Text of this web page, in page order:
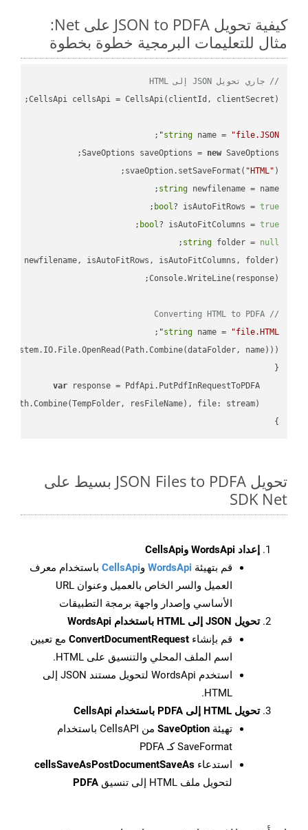
كيفية تحويل JSON to PDFA على Net:
مثال للتعليمات البرمجية خطوة بخطوة
// جاري تحويل JSON إلى HTML
string name = "file.JSON"
SaveOptions saveOptions = new
svaeOption.setSaveFormat( "HTML" );
string newfilename = name;
bool? isAutoFitRows = true
;
bool? isAutoFitColumns = true
;
string folder = null
;
// Converting HTML to PDFA
string name = "file.HTML"
;
var
}
تحويل JSON Files to PDFA بسيط على
SDK Net
إعداد WordsApi وCellsApi
قم بتهيئة WordsApi وCellsApi باستخدام معرف
العميل والسر الخاص بالعميل وعنوان URL
الأساسي وإصدار واجهة برمجة التطبيقات
تحويل JSON إلى HTML باستخدام WordsApi
قم بإنشاء ConvertDocumentRequest مع تعيين
اسم الملف المحلي والتنسيق على HTML.
استخدم WordsApi لتحويل مستند JSON إلى
HTML.
تحويل HTML إلى PDFA باستخدام CellsApi
تهيئة SaveOption
من CellsAPI باستخدام
SaveFormat كـ PDFA
استدعاء cellsSaveAsPostDocumentSaveAs
لتحويل ملف HTML إلى تنسيق
PDFA